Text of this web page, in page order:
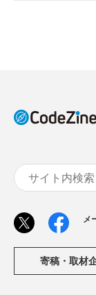
メ
寄稿・取材